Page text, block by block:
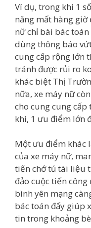
Ví dụ, trong khi 1
năng mất hàng
nữ chỉ bài bác
dùng thông báo
cung cấp rộng lớn
tránh được rủi ro
khác biệt Thị
nữa, xe máy nữ
cho cung cung cấp
khi, 1 ưu điểm lớn
Một ưu điểm khác
của xe máy nữ,
tiến chở tủ tài liệu
đảo cuộc tiến
bình yên mạng
bác toán đấy giúp
tin trong khoảng